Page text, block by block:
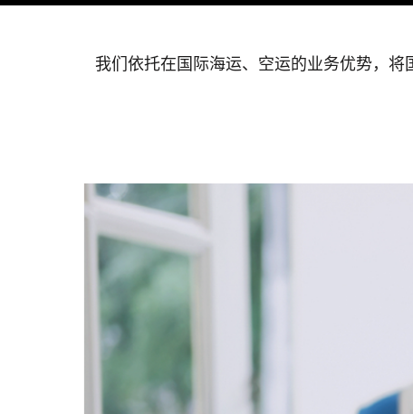
我们依托在国际海运、空运的业务优势，